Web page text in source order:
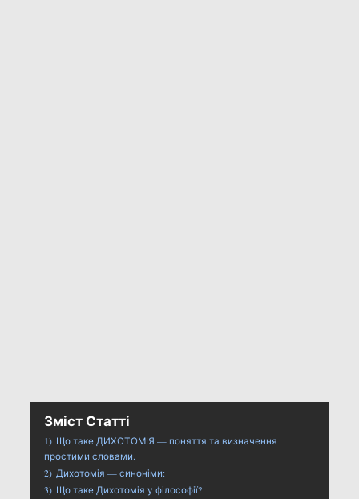
Зміст Статті
1) Що таке ДИХОТОМІЯ — поняття та визначення
простими словами.
2) Дихотомія — синоніми:
3) Що таке Дихотомія у філософії?